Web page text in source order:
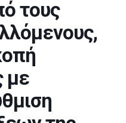
τους
με